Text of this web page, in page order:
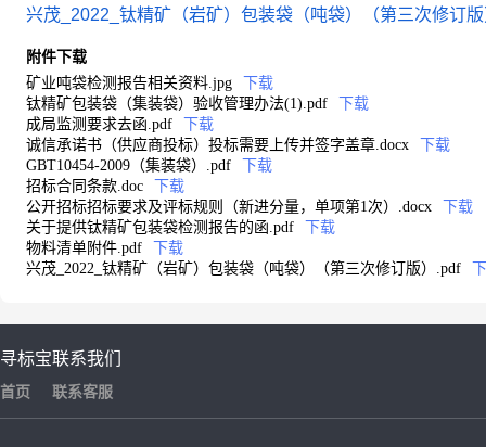
兴茂_2022_钛精矿（岩矿）包装袋（吨袋）（第三次修订
附件下载
矿业吨袋检测报告相关资料.jpg
下载
钛精矿包装袋（集装袋）验收管理办法(1).pdf
下载
成局监测要求去函.pdf
下载
诚信承诺书（供应商投标）投标需要上传并签字盖章.docx
下载
GBT10454-2009（集装袋）.pdf
下载
招标合同条款.doc
下载
公开招标招标要求及评标规则（新进分量，单项第1次）.docx
下载
关于提供钛精矿包装袋检测报告的函.pdf
下载
物料清单附件.pdf
下载
兴茂_2022_钛精矿（岩矿）包装袋（吨袋）（第三次修订版）.pdf
寻标宝
首页
联系我们
联系客服